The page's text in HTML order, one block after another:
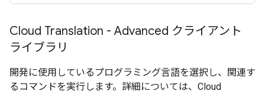
Cloud Translation - Advanced クライアント
ライブラリ
開発に使用しているプログラミング言語を選択し、関連す
るコマンドを実行します。詳細については、Cloud